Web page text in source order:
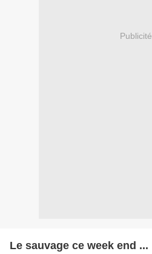
Publicité
Le sauvage ce week end ...